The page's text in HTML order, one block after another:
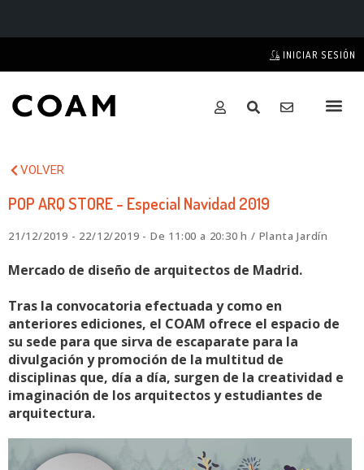
INICIAR SESIÓN
VOLVER
POP ARQ STORE - Especial Navidad 2019
21/12/2019 - 22/12/2019 - De 11:00 a 20:30 h / Planta Jardín
Mercado de diseño de arquitectos de Madrid.
Tras la convocatoria efectuada y como en
anteriores ediciones, el COAM ofrece el espacio de
su sede para que sirva de escaparate para la
divulgación y promoción de la multitud de
disciplinas que, día a día, surgen de la creatividad e
imaginación de los arquitectos y estudiantes de
arquitectura.